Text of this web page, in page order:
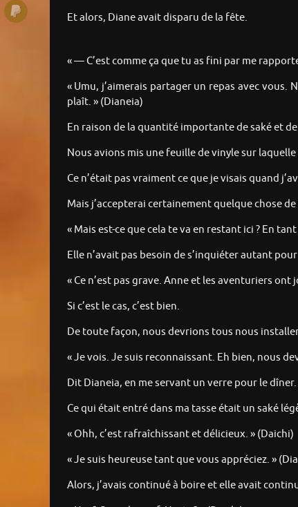
Et alors, Diane avait disparu de la fête.
« — C’est comme ça que tu as fini par me
« Umu, j’aimerais partager un repas avec
plaît. » (Dianeia)
En raison de la quantité importante de saké et
Nous avions mis une feuille de vinyle sur
Ce n’était pas vraiment ce que je visais quand
Mais j’accepterai certainement quelque chose
« Mais est-ce que cela te va en restant ici ? En
Elle n’avait pas besoin de s’inquiéter autant
« Ce n’est pas grave. Anne et les aventuriers
Si c’est le cas, c’est bien.
De toute façon, nous devrions tous nous
« Je vois. Je suis reconnaissant. Eh bien, nous
Dit Dianeia, en me servant un verre pour le dîner.
Ce qui était entré dans ma tasse était un saké
« Ohh, c’est rafraîchissant et délicieux. » (Daichi)
« Je suis heureuse tant que vous appréciez. »
Alors, j’avais continué à boire et elle avait